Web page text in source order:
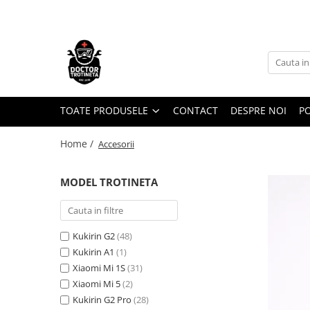
Toate Produsele
Piese de schimb
https://www.doctortrotineta.ro/electrica
Acceleratie
Acumulatori
Kit complet
Contact cu cheie
TOATE PRODUSELE CONTACT DESPRE NOI
Home / Accesorii
MODEL TROTINETA
Kukirin G2(48)
Kukirin A1 (1)
Xiaomi Mi 1S(31)
Xiaomi Mi 5(2)
Kukirin G2 Pro (28)